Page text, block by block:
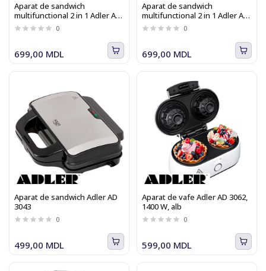
Aparat de sandwich
multifunctional 2 in 1 Adler AD
3070 b, cu placi
interschimbabile, pentru
0
699,00 MDL
Aparat de sandwich
multifunctional 2 in 1 Adler AD
3070 w, cu placi
interschimbabile, pentru
0
699,00 MDL
Aparat de sandwich Adler AD
3043
0
499,00 MDL
Aparat de vafe Adler AD 3062,
1400 W, alb
0
599,00 MDL